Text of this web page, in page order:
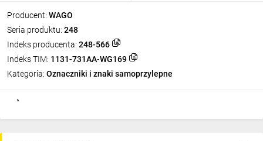
Producent: WAGO
Seria produktu: 248
Indeks producenta: 248-566
Indeks TIM: 1131-731AA-WG169
Kategoria: Oznaczniki i znaki samoprzylepne